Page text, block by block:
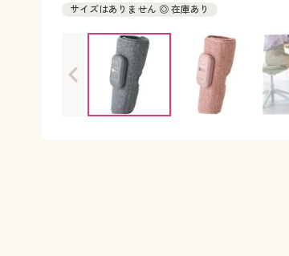
サイズはありません ◎ 在庫あり